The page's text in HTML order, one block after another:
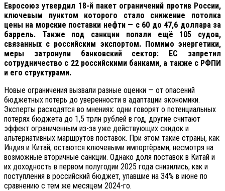
Евросоюз утвердил 18-й пакет ограничений против России,
ключевым пунктом которого стало снижение потолка
цены на морские поставки нефти — с 60 до 47,6 доллара за
баррель. Также под санкции попали ещё 105 судов,
связанных с российским экспортом. Помимо энергетики,
меры затронули банковский сектор: ЕС запретил
сотрудничество с 22 российскими банками, а также с РФПИ
и его структурами.
Новые ограничения вызвали разные оценки — от опасений
бюджетных потерь до уверенности в адаптации экономики.
Эксперты расходятся во мнениях: одни говорят о потенциальных
потерях бюджета до 1,5 трлн рублей в год, другие считают
эффект ограниченным из-за уже действующих скидок и
альтернативных маршрутов поставок. При этом такие страны, как
Индия и Китай, остаются ключевыми импортёрами, несмотря на
возможные вторичные санкции. Однако доля поставок в Китай и
их доходность в первом полугодии 2025 года снизились, как и
поступления в российский бюджет, упавшие на 34% в июне по
сравнению с тем же месяцем 2024-го.